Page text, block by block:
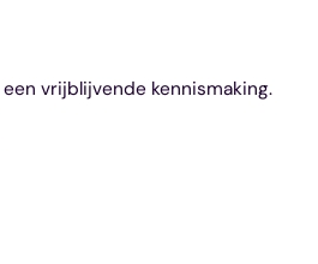
vrijblijvende kennismaking.